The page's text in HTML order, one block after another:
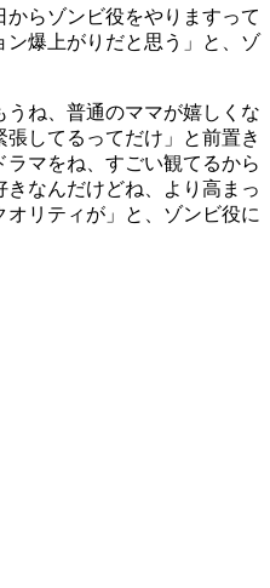
らゾンビ役をやりますって
爆上がりだと思う」と、ゾ
うね、普通のママが嬉しくな
してるってだけ」と前置き
マをね、すごい観てるから
なんだけどね、より高まっ
リティが」と、ゾンビ役に